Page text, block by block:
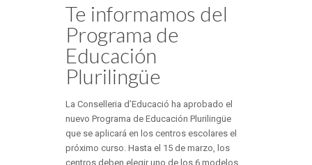
Te informamos del
Programa de
Educación
Plurilingüe
La Conselleria d’Educació ha aprobado el
nuevo Programa de Educación Plurilingüe
que se aplicará en los centros escolares el
próximo curso. Hasta el 15 de marzo, los
centros deben elegir uno de los 6 modelos